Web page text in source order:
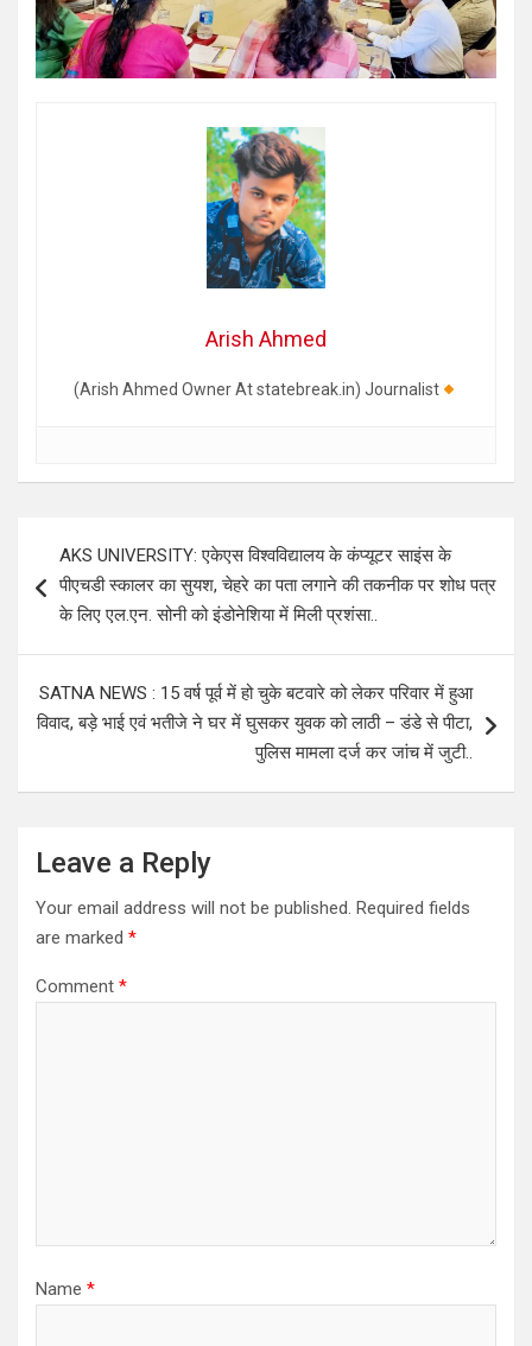
Arish Ahmed
(Arish Ahmed Owner At statebreak.in) Journalist
navigation
AKS UNIVERSITY: एकेएस विश्वविद्यालय के कंप्यूटर साइंस के
पीएचडी स्कालर का सुयश, चेहरे का पता लगाने की तकनीक पर शोध पत्र
के लिए एल.एन. सोनी को इंडोनेशिया में मिली प्रशंसा..
SATNA NEWS : 15 वर्ष पूर्व में हो चुके बटवारे को लेकर परिवार में हुआ
विवाद, बड़े भाई एवं भतीजे ने घर में घुसकर युवक को लाठी – डंडे से पीटा,
पुलिस मामला दर्ज कर जांच में जुटी..
Leave a Reply
Your email address will not be published. Required fields
are marked *
Comment *
Name *